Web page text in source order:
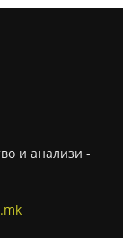
и анализи -